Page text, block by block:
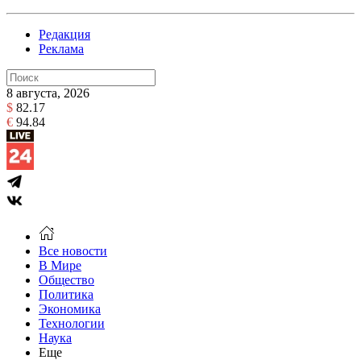
Редакция
Реклама
8 августа, 2026
$ 82.17
€ 94.84
Все новости
В Мире
Общество
Политика
Экономика
Технологии
Наука
Еще